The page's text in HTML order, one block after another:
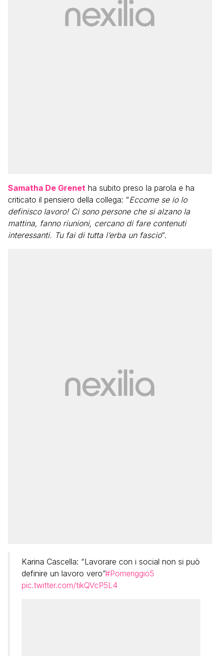
Samatha De Grenet ha subito preso la parola e ha
criticato il pensiero della collega: “Eccome se io lo
definisco lavoro! Ci sono persone che si alzano la
mattina, fanno riunioni, cercano di fare contenuti
interessanti. Tu fai di tutta l’erba un fascio“.
Karina Cascella: “Lavorare con i social non si può
definire un lavoro vero”#Pomeriggio5
pic.twitter.com/tikQVcP5L4